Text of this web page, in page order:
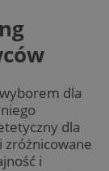
dla
dla
i